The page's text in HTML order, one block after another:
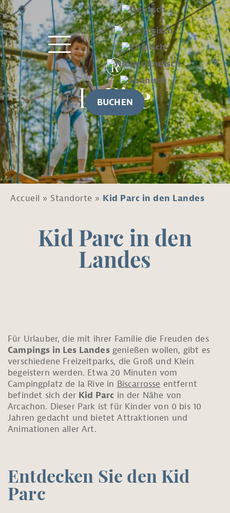
BUCHEN
Accueil » Standorte » Kid Parc in den Landes
Kid Parc in den
Landes
Für Urlauber, die mit ihrer Familie die Freuden des
Campings in Les Landesgenießen wollen, gibt es
verschiedene Freizeitparks, die Groß und Klein
begeistern werden. Etwa 20 Minuten vom
Campingplatz de la Rive in Biscarrosse entfernt
befindet sich der Kid Parc in der Nähe von
Arcachon. Dieser Park ist für Kinder von 0 bis 10
Jahren gedacht und bietet Attraktionen und
Animationen aller Art.
Entdecken Sie den Kid
Parc